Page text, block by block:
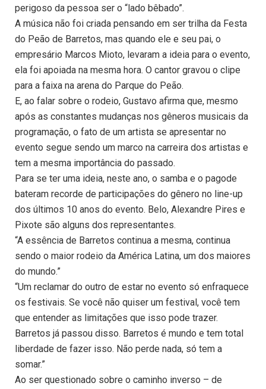
perigoso da pessoa ser o “lado bêbado”.
A música não foi criada pensando em ser trilha da Festa
do Peão de Barretos, mas quando ele e seu pai, o
empresário Marcos Mioto, levaram a ideia para o evento,
ela foi apoiada na mesma hora. O cantor gravou o clipe
para a faixa na arena do Parque do Peão.
E, ao falar sobre o rodeio, Gustavo afirma que, mesmo
após as constantes mudanças nos gêneros musicais da
programação, o fato de um artista se apresentar no
evento segue sendo um marco na carreira dos artistas e
tem a mesma importância do passado.
Para se ter uma ideia, neste ano, o samba e o pagode
bateram recorde de participações do gênero no line-up
dos últimos 10 anos do evento. Belo, Alexandre Pires e
Pixote são alguns dos representantes.
“A essência de Barretos continua a mesma, continua
sendo o maior rodeio da América Latina, um dos maiores
do mundo.”
“Um reclamar do outro de estar no evento só enfraquece
os festivais. Se você não quiser um festival, você tem
que entender as limitações que isso pode trazer.
Barretos já passou disso. Barretos é mundo e tem total
liberdade de fazer isso. Não perde nada, só tem a
somar.”
Ao ser questionado sobre o caminho inverso – de